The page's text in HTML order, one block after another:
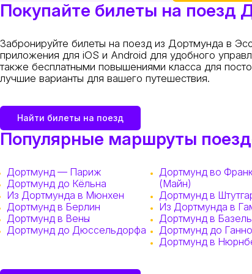
Покупайте билеты на поезд
Забронируйте билеты на поезд из Дортмунда в
приложения для iOS и Android для удобного
также бесплатными повышениями класса для
лучшие варианты для вашего путешествия.
Найти билеты на поезд
Популярные маршруты
Дортмунд — Париж
Дортмунд до Кёльна
Из Дортмунда в Мюнхен
Дортмунд в Берлин
Дортмунд в Вены
Дортмунд до Дюссельдорфа
Дортмунд во
(Майн)
Дортмунд в
Из Дортмунда в
Дортмунд в Базель
Дортмунд до
Дортмунд в